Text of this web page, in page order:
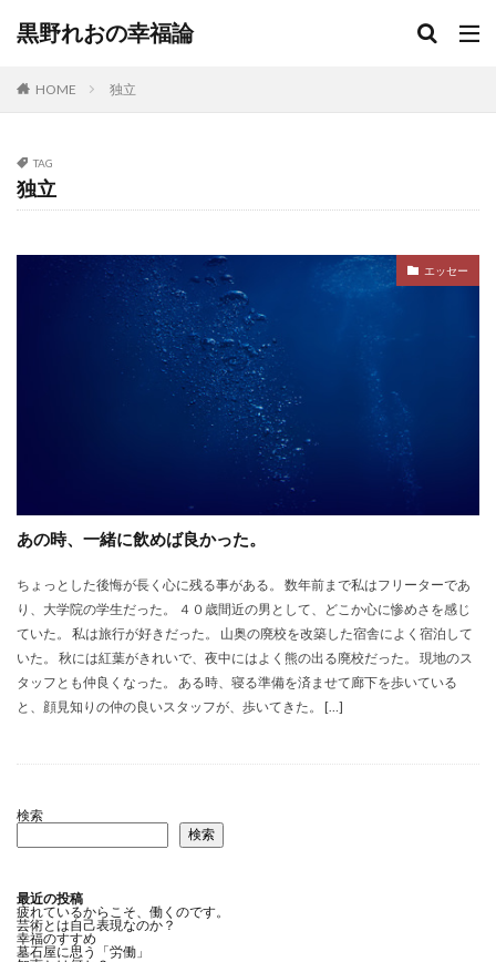
黒野れおの幸福論
HOME 独立
TAG
独立
エッセー
あの時、一緒に飲めば良かった。
ちょっとした後悔が長く心に残る事がある。 数年前まで私はフリーターであ
り、大学院の学生だった。 ４０歳間近の男として、どこか心に惨めさを感じ
ていた。 私は旅行が好きだった。 山奥の廃校を改築した宿舎によく宿泊して
いた。 秋には紅葉がきれいで、夜中にはよく熊の出る廃校だった。 現地のス
タッフとも仲良くなった。 ある時、寝る準備を済ませて廊下を歩いている
と、顔見知りの仲の良いスタッフが、歩いてきた。 […]
検索
検索
最近の投稿
疲れているからこそ、働くのです。
芸術とは自己表現なのか？
幸福のすすめ
墓石屋に思う「労働」